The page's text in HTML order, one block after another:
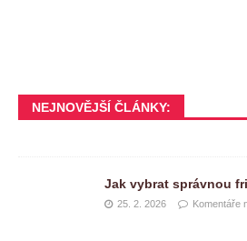
NEJNOVĚJŠÍ ČLÁNKY:
Jak vybrat správnou
25. 2. 2026 Komentáře